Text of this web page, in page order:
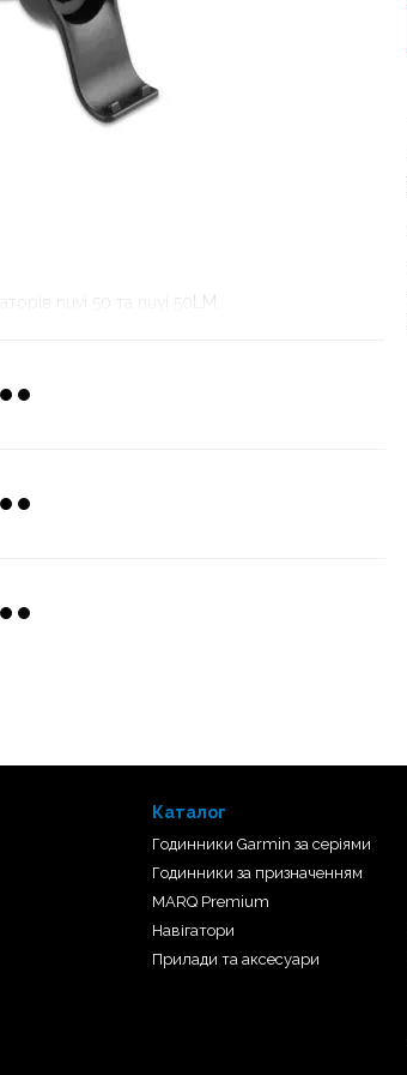
nuvi 50 та nuvi 50LM.
Каталог
Годинники Garmin за серіями
Годинники за призначенням
MARQ Premium
Навігатори
Прилади та аксесуари